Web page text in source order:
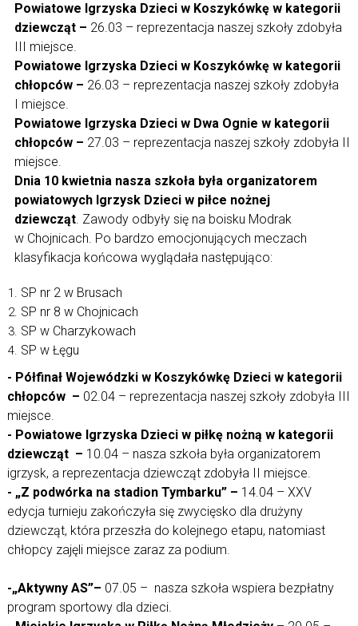
Powiatowe Igrzyska Dzieci w Koszykówkę w kategorii
dziewcząt – 26.03 – reprezentacja naszej szkoły zdobyła
III miejsce.
Powiatowe Igrzyska Dzieci w Koszykówkę w kategorii
chłopców – 26.03 – reprezentacja naszej szkoły zdobyła
I miejsce.
Powiatowe Igrzyska Dzieci w Dwa Ognie w kategorii
chłopców – 27.03 – reprezentacja naszej szkoły zdobyła II
miejsce.
Dnia 10 kwietnia nasza szkoła była organizatorem
powiatowych Igrzysk Dzieci w piłce nożnej
dziewcząt. Zawody odbyły się na boisku Modrak
w Chojnicach. Po bardzo emocjonujących meczach
klasyfikacja końcowa wyglądała następująco:
SP nr 2 w Brusach
SP nr 8 w Chojnicach
SP w Charzykowach
SP w Łęgu
- Półfinał Wojewódzki w Koszykówkę Dzieci w kategorii
chłopców – 02.04 – reprezentacja naszej szkoły zdobyła III
miejsce.
- Powiatowe Igrzyska Dzieci w piłkę nożną w kategorii
dziewcząt – 10.04 – nasza szkoła była organizatorem
igrzysk, a reprezentacja dziewcząt zdobyła II miejsce.
- „Z podwórka na stadion Tymbarku” – 14.04 – XXV
edycja turnieju zakończyła się zwycięsko dla drużyny
dziewcząt, która przeszła do kolejnego etapu, natomiast
chłopcy zajęli miejsce zaraz za podium.
-„Aktywny AS”– 07.05 – nasza szkoła wspiera bezpłatny
program sportowy dla dzieci.